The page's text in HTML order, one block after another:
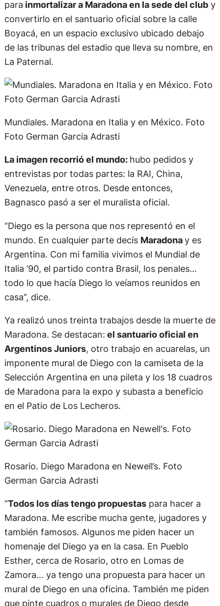
se fue viralizando.
La onda expansiva llegó con la invitación para
hacer los cuadros para el Patio de Los Lecheros y
la inmediata convocatoria de Cristian Malaspina,
parainmortalizar a Maradona en la sede del cluby
convertirlo en el santuario oficial sobre la calle
de las tribunas del estadio que lleva su nombre, en
La Paternal.
Mundiales. Maradona en Italia y en México. Foto
La imagen recorrió el mundo:hubo pedidos y
entrevistas por todas partes: la RAI, China,
Venezuela, entre otros. Desde entonces,
Bagnasco pasó a ser el muralista oficial.
mundo. En cualquier parte decísMaradonay es
Argentina. Con mi familia vivimos el Mundial de
Italia ’90, el partido contra Brasil, los penales…
todo lo que hacía Diego lo veíamos reunidos en
casa”, dice.
Ya realizó unos treinta trabajos desde la muerte de
Argentinos Juniors, otro trabajo en acuarelas, un
imponente mural de Diego con la camiseta de la
de Maradona para la expo y subasta a beneficio
en el Patio de Los Lecheros.
Rosario. Diego Maradona en Newell’s. Foto
German Garcia Adrasti
“Todos los días tengo propuestaspara hacer a
Maradona. Me escribe mucha gente, jugadores y